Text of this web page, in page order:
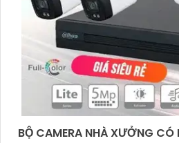
BỘ CAMERA NHÀ XƯỞNG CÓ